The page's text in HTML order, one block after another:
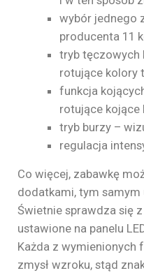
wybór jednego
producenta 11
tryb tęczowych
rotujące kolory
funkcja
rotujące kojące
tryb burzy –
regulacja
Co więcej, zabawkę
dodatkami, tym samym
Świetnie sprawdza się
ustawione na panelu
Każda z wymienionych
zmysł wzroku, stąd